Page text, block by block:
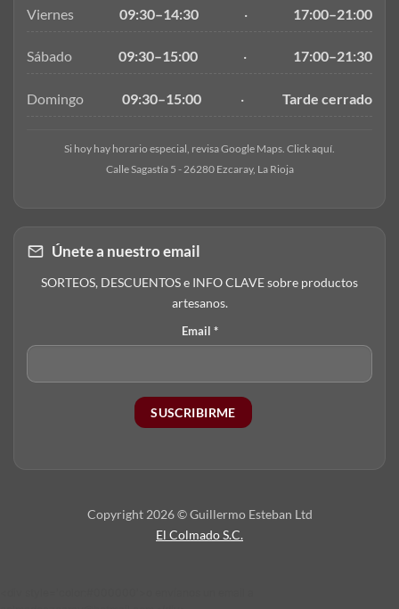
Viernes 09:30–14:30 · 17:00–21:00
Sábado 09:30–15:00 · 17:00–21:30
Domingo 09:30–15:00 · Tarde cerrado
Si hoy hay horario especial, revisa Google Maps. Click aquí.
Calle Sagastía 5 - 26280 Ezcaray, La Rioja
Únete a nuestro email
SORTEOS, DESCUENTOS e INFO CLAVE sobre productos
artesanos.
Email *
Copyright 2026 © Guillermo Esteban Ltd
El Colmado S.C.